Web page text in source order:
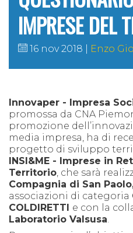
IMPRESE DEL
16 nov 2018 Enzo
Innovaper - Impresa
promossa da CNA
promozione
media impresa, ha di
progetto di sviluppo
INSI&ME - Imprese in
Territorio , che sarà
Compagnia di San
associazioni di categoria
COLDIRETTI e con la
Laboratorio Valsusa